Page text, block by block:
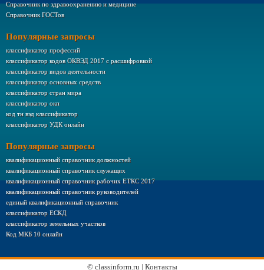
Справочник по здравоохранению и медицине
Справочник ГОСТов
Популярные запросы
классификатор профессий
классификатор кодов ОКВЭД 2017 с расшифровкой
классификатор видов деятельности
классификатор основных средств
классификатор стран мира
классификатор окп
код тн вэд классификатор
классификатор УДК онлайн
Популярные запросы
квалификационный справочник должностей
квалификационный справочник служащих
квалификационный справочник рабочих ЕТКС 2017
квалификационный справочник руководителей
единый квалификационный справочник
классификатор ЕСКД
классификатор земельных участков
Код МКБ 10 онлайн
© classinform.ru | Контакты